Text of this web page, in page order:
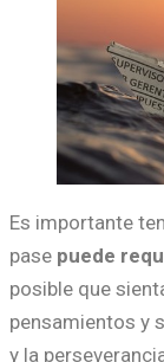
Es importante
pase puede
posible que
pensamientos y
y la